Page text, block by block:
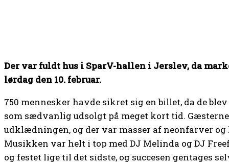
Der var fuldt hus i SparV-hallen i Jerslev, da
lørdag den 10. februar.
750 mennesker havde sikret sig en billet, da de
som sædvanlig udsolgt på meget kort tid.
udklædningen, og der var masser af neonfarver
Musikken var helt i top med DJ Melinda og DJ
og festet lige til det sidste, og succesen gentages